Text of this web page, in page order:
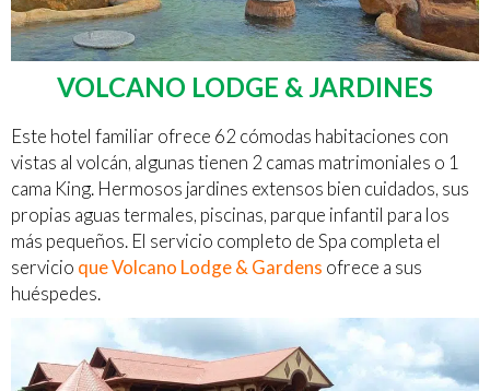
VOLCANO LODGE & JARDINES
Este hotel familiar ofrece 62 cómodas habitaciones con
vistas al volcán, algunas tienen 2 camas matrimoniales o 1
cama King. Hermosos jardines extensos bien cuidados, sus
propias aguas termales, piscinas, parque infantil para los
más pequeños. El servicio completo de Spa completa el
servicio que Volcano Lodge & Gardens ofrece a sus
huéspedes.